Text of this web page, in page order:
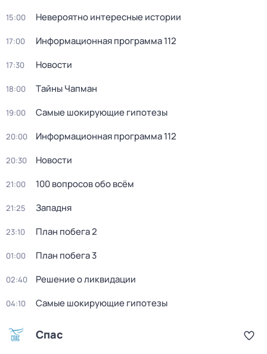
15:00 Невероятно интересные истории
17:00 Информационная программа 112
17:30 Новости
18:00 Тaйны Чапман
19:00 Самые шoкиpующие гипотезы
20:00 Информационная программа 112
20:30 Новости
21:00 100 вопросов обо всём
21:25 Западня
23:10 План побега 2
01:00 План побега 3
02:40 Решение о ликвидации
04:10 Самые шoкиpующие гипотезы
Спас